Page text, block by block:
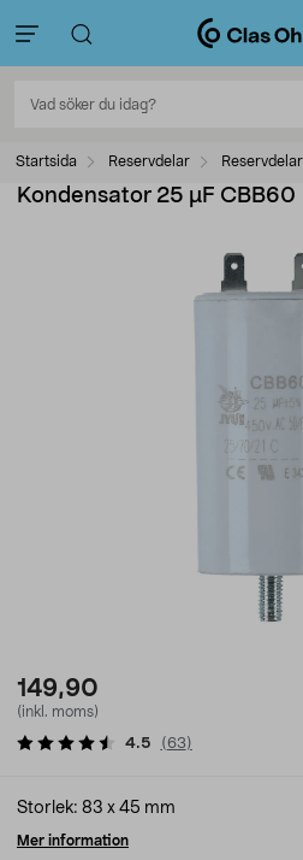
Startsida Reservdelar
Kondensator 25 µF CBB60
149,90
(inkl. moms)
4.5 (63)
Storlek: 83 x 45 mm
Mer information